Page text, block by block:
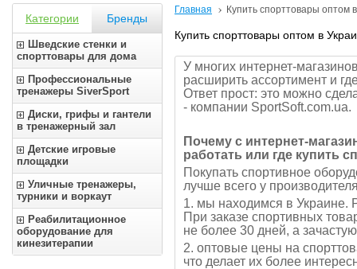
Категории Бренды
Шведские стенки и
спорттовары для дома
Профессиональные
тренажеры SiverSport
Диски, грифы и гантели
в тренажерный зал
Детские игровые
площадки
Уличные тренажеры,
турники и воркаут
Реабилитационное
оборудование для
кинезитерапии
Главная Купить спорттовары оптом
Купить спорттовары оптом в
У многих интернет-
расширить ассортимент и
Ответ прост: это можно
- компании SportSoft.com.ua.
Почему с интернет-
работать или где купить
Покупать спортивное
лучше всего у
1. мы находимся в Украине.
При заказе спортивных
не более 30 дней, а
2. оптовые цены на
что делает их более